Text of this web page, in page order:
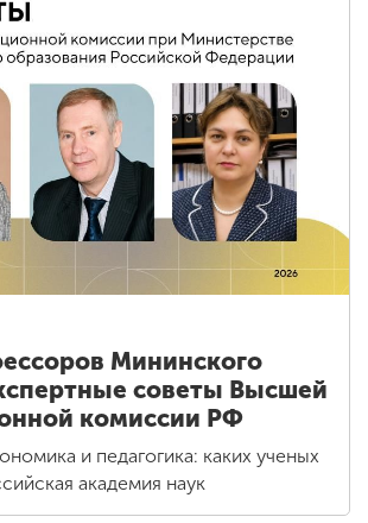
Мининского
советы Высшей
комиссии РФ
и педагогика: каких ученых
академия наук